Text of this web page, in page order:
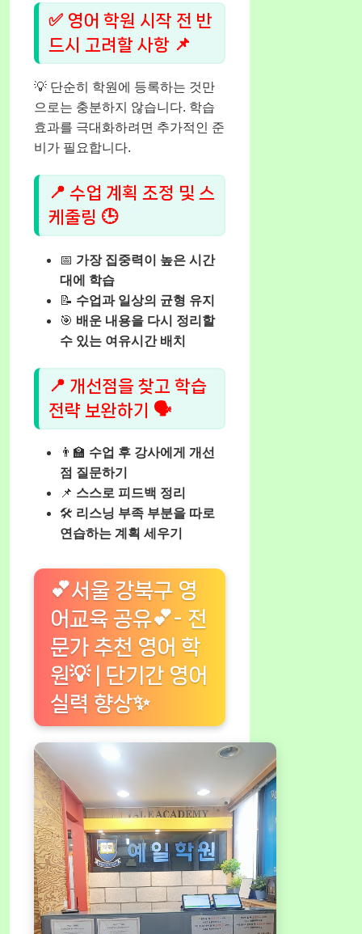
✅ 영어 학원 시작 전 반
드시 고려할 사항 📌
💡 단순히 학원에 등록하는 것만
으로는 충분하지 않습니다. 학습
효과를 극대화하려면 추가적인 준
비가 필요합니다.
📍 수업 계획 조정 및 스
케줄링 🕒
📅 가장 집중력이 높은 시간
대에 학습
📝 수업과 일상의 균형 유지
🎯 배운 내용을 다시 정리할
수 있는 여유시간 배치
📍 개선점을 찾고 학습
전략 보완하기 🗣️
👨‍🏫 수업 후 강사에게 개선
점 질문하기
📌 스스로 피드백 정리
🛠️ 리스닝 부족 부분을 따로
연습하는 계획 세우기
💕서울 강북구 영
어교육 공유💕- 전
문가 추천 영어 학
원💡 | 단기간 영어
실력 향상✨